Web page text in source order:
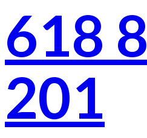
618
201